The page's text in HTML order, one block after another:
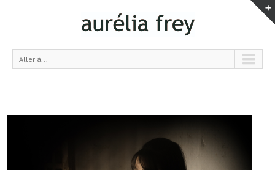
Aller à...